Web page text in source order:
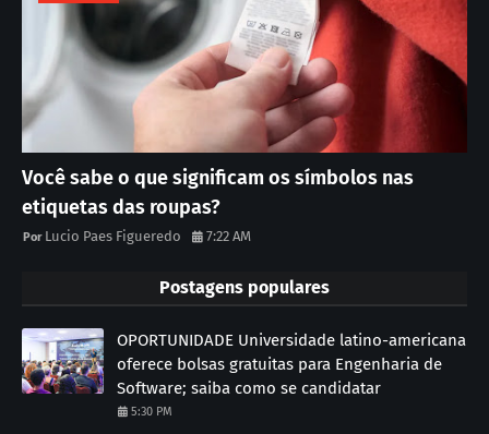
Você sabe o que significam os símbolos nas
etiquetas das roupas?
Lucio Paes Figueredo 7:22 AM
Postagens populares
OPORTUNIDADE Universidade latino-americana
oferece bolsas gratuitas para Engenharia de
Software; saiba como se candidatar
5:30 PM